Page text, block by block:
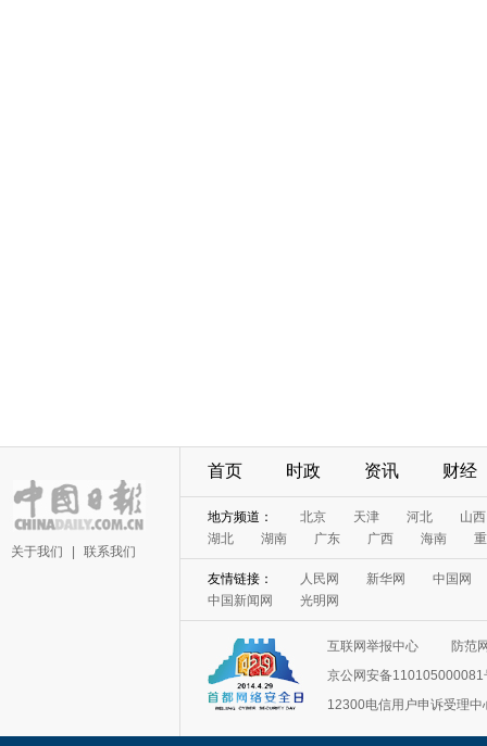
关于我们 联系我们
首页 时政 资讯 财经
地方频道： 北京 天津 河北
山西
湖北
湖南 广东 广西 海南
友情链接： 人民网 新华网
中国网
中国新闻网
光明网
互联网举报中心
防范
京公网安备110105000081
12300电信用户申诉受理中